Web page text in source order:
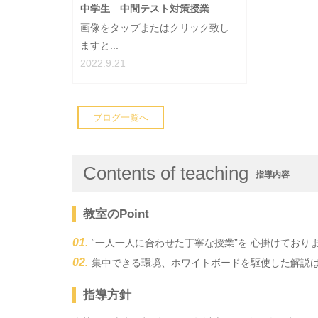
中学生 中間テスト対策授業
画像をタップまたはクリック致し
ますと...
2022.9.21
ブログ一覧へ
Contents of teaching 指導内容
教室のPoint
“一人一人に合わせた丁寧な授業”を 心掛けており
集中できる環境、ホワイトボードを駆使した解説
指導方針